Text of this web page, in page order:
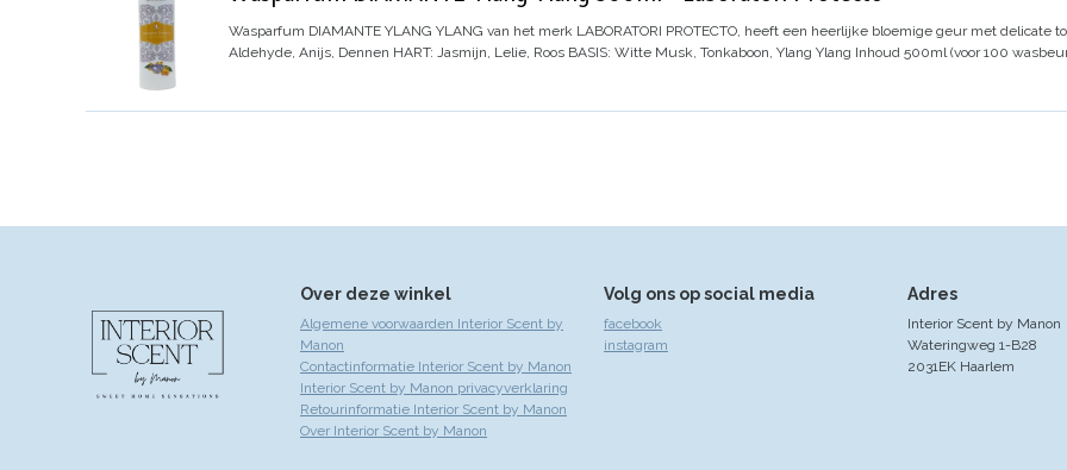
Wasparfum DIAMANTE YLANG YLANG van het merk LABORATORI PROTECTO, heeft een heerlijke bloemige geur met delicate
Aldehyde, Anijs, Dennen HART: Jasmijn, Lelie, Roos BASIS: Witte Musk, Tonkaboon, Ylang Ylang Inhoud 500ml (voor 100
Over deze winkel
Algemene voorwaarden Interior Scent by
Manon
Contactinformatie Interior Scent by Manon
Interior Scent by Manon privacyverklaring
Retourinformatie Interior Scent by Manon
Over Interior Scent by Manon
Volg ons op social media
facebook
instagram
Adres
Interior Scent by Manon
Wateringweg 1-B28
2031EK Haarlem